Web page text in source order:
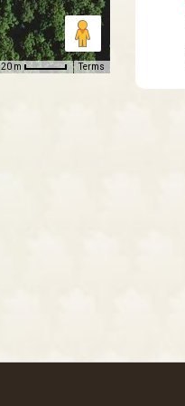
20 m Terms